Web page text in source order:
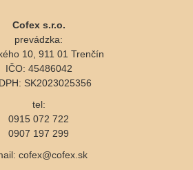
Cofex s.r.o.
prevádzka:
10, 911 01 Trenčín
IČO: 45486042
SK2023025356
tel:
0915 072 722
0907 197 299
cofex@cofex.sk